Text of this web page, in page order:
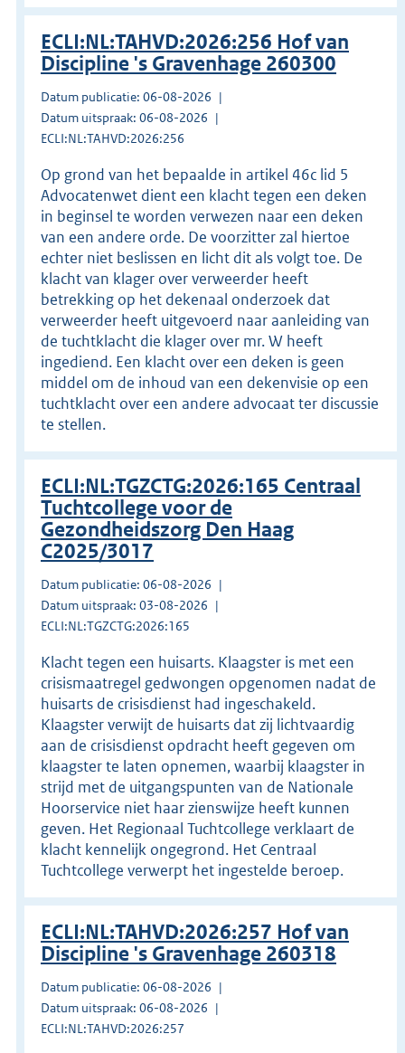
ECLI:NL:TAHVD:2026:256 Hof van
Discipline 's Gravenhage 260300
Datum publicatie: 06-08-2026
Datum uitspraak: 06-08-2026
ECLI:NL:TAHVD:2026:256
Op grond van het bepaalde in artikel 46c lid 5
Advocatenwet dient een klacht tegen een deken
in beginsel te worden verwezen naar een deken
van een andere orde. De voorzitter zal hiertoe
echter niet beslissen en licht dit als volgt toe. De
klacht van klager over verweerder heeft
betrekking op het dekenaal onderzoek dat
verweerder heeft uitgevoerd naar aanleiding van
de tuchtklacht die klager over mr. W heeft
ingediend. Een klacht over een deken is geen
middel om de inhoud van een dekenvisie op een
tuchtklacht over een andere advocaat ter discussie
te stellen.
ECLI:NL:TGZCTG:2026:165 Centraal
Tuchtcollege voor de
Gezondheidszorg Den Haag
C2025/3017
Datum publicatie: 06-08-2026
Datum uitspraak: 03-08-2026
ECLI:NL:TGZCTG:2026:165
Klacht tegen een huisarts. Klaagster is met een
crisismaatregel gedwongen opgenomen nadat de
huisarts de crisisdienst had ingeschakeld.
Klaagster verwijt de huisarts dat zij lichtvaardig
aan de crisisdienst opdracht heeft gegeven om
klaagster te laten opnemen, waarbij klaagster in
strijd met de uitgangspunten van de Nationale
Hoorservice niet haar zienswijze heeft kunnen
geven. Het Regionaal Tuchtcollege verklaart de
klacht kennelijk ongegrond. Het Centraal
Tuchtcollege verwerpt het ingestelde beroep.
ECLI:NL:TAHVD:2026:257 Hof van
Discipline 's Gravenhage 260318
Datum publicatie: 06-08-2026
Datum uitspraak: 06-08-2026
ECLI:NL:TAHVD:2026:257